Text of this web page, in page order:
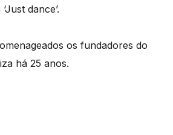
dance’.
os fundadores do
há 25 anos.